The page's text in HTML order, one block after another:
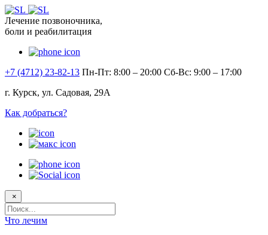
Лечение позвоночника,
боли и реабилитация
+7 (4712) 23-82-13 Пн-Пт: 8:00 – 20:00 Сб-Вс: 9:00 – 17:00
г. Курск, ул. Садовая, 29А
Как добраться?
×
Поисковый
запрос
Что лечим